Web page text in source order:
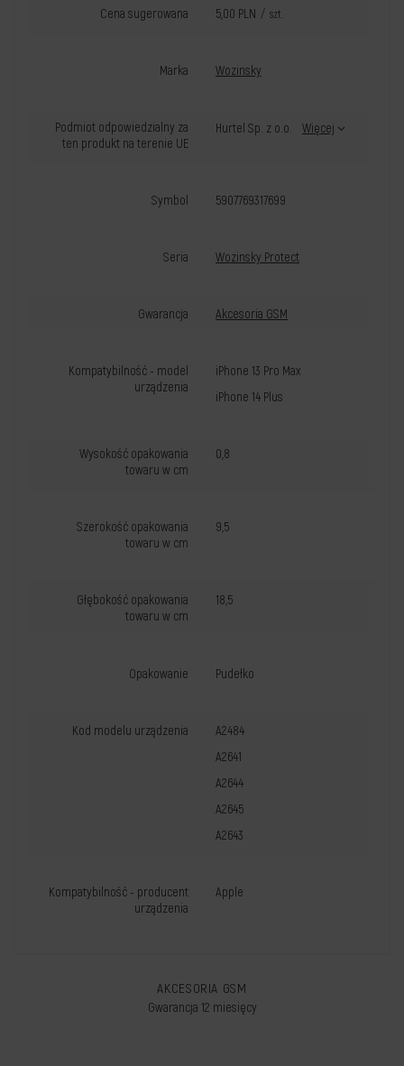
Cena sugerowana 5,00 PLN / szt.
Marka Wozinsky
Podmiot odpowiedzialny za
ten produkt na terenie UE
Hurtel Sp. z o.o. Więcej
Symbol 5907769317699
Seria Wozinsky Protect
Gwarancja Akcesoria GSM
Kompatybilność - model
urządzenia
iPhone 13 Pro Max
iPhone 14 Plus
Wysokość opakowania
towaru w cm
0,8
Szerokość opakowania
towaru w cm
9,5
Głębokość opakowania
towaru w cm
18,5
Opakowanie Pudełko
Kod modelu urządzenia
A2484
A2641
A2644
A2645
A2643
Kompatybilność - producent
urządzenia
Apple
AKCESORIA GSM
Gwarancja 12 miesięcy